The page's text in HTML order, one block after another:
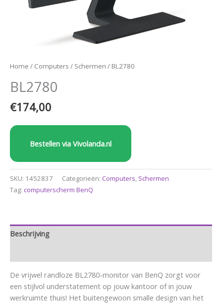
Home / Computers / Schermen / BL2780
BL2780
€174,00
Bestellen via Vivolanda.nl
SKU: 1452837 Categorieën: Computers, Schermen
Tag: computerscherm BenQ
Beschrijving
De vrijwel randloze BL2780-monitor van BenQ zorgt voor
een stijlvol understatement op jouw kantoor of in jouw
werkruimte thuis! Het buitengewoon smalle design van het